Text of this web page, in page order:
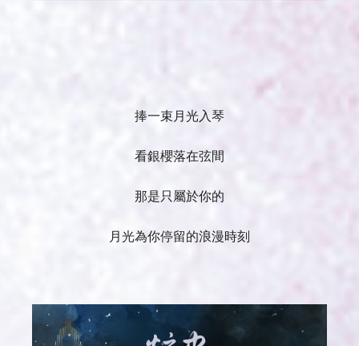
捧一束月光入琴
看銀櫻落在弦間
那是只屬於你的
月光為你停留的浪漫時刻